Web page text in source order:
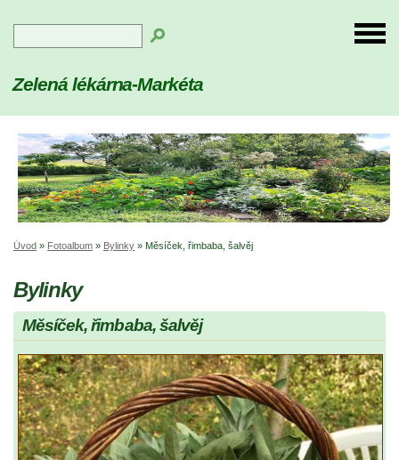
Zelená lékárna-Markéta
Úvod » Fotoalbum » Bylinky » Měsíček, řimbaba, šalvěj
Bylinky
Měsíček, řimbaba, šalvěj